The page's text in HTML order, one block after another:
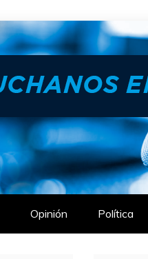
Opinión Política